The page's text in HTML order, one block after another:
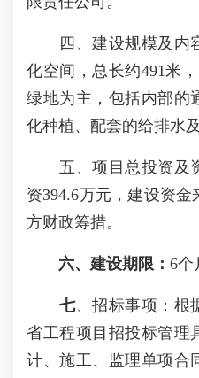
四、建设规模及内
化空间，总长约491米
绿地为主，包括内部的
化种植、配套的给排水
五、项目总投资及
资394.6万元，建设资
方财政筹措。
六、 建设期限： 6个
七、招标事项：根
省工程项目招投标管理
计、施工、监理单项合